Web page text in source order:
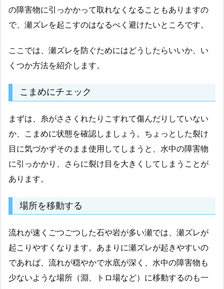
の障害物に引っかかって取れなくなることもありますの
で、瀬ズレを起こすのはなるべく避けたいところです。
ここでは、瀬ズレを防ぐためにはどうしたらいいか、い
くつか方法を紹介します。
こまめにチェック
まずは、糸がささくれたりこすれて傷んだりしていない
か、こまめに状態を確認しましょう。ちょっとした裂け
目に気づかずそのまま使用してしまうと、水中の障害物
に引っかかり、さらに裂け目を大きくしてしまうことが
あります。
場所を移動する
流れが速くごつごつした石や岩が多い瀬では、瀬ズレが
起こりやすくなります。あまりに瀬ズレが起きやすいの
であれば、流れが穏やかで水底が深く、水中の障害物も
少ないような場所（淵、トロ場など）に移動するのも一